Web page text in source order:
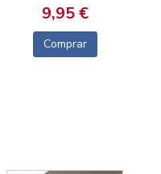
9,95 €
Comprar